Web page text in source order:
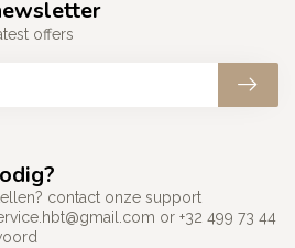
contact onze support
or +32 499 73 44
offers